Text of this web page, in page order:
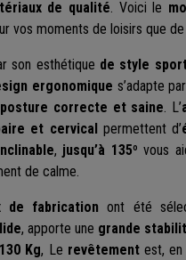
de qualité. Voici le
vos moments de loisirs que
son esthétique de style
ergonomique s’adapte
correcte et saine. L’
et cervicalpermettent d’
, jusqu’à 135º vous
de calme.
de fabrication ont été
, apporte une grande
Kg, Le revêtementest,